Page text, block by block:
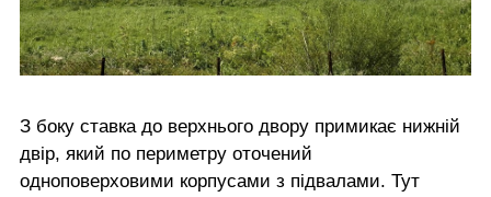
З боку ставка до верхнього двору примикає нижній
двір, який по периметру оточений
одноповерховими корпусами з підвалами. Тут